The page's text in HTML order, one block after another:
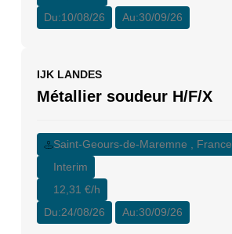
Du:10/08/26 Au:30/09/26
IJK LANDES
Métallier soudeur H/F/X
Saint-Geours-de-Maremne , France
Interim
12,31 €/h
Du:24/08/26 Au:30/09/26